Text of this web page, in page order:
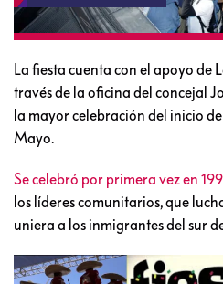
La fiesta cuenta con el apoyo de
través de la oficina del concejal
la mayor celebración del inicio
Mayo.
Se celebró por primera vez en
los líderes comunitarios, que
uniera a los inmigrantes del sur